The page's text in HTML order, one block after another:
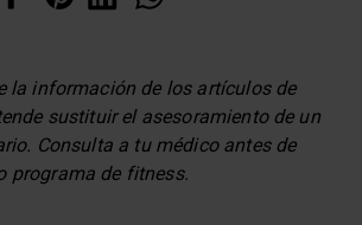
la información de los artículos de
sustituir el asesoramiento de un
Consulta a tu médico antes de
programa de fitness.